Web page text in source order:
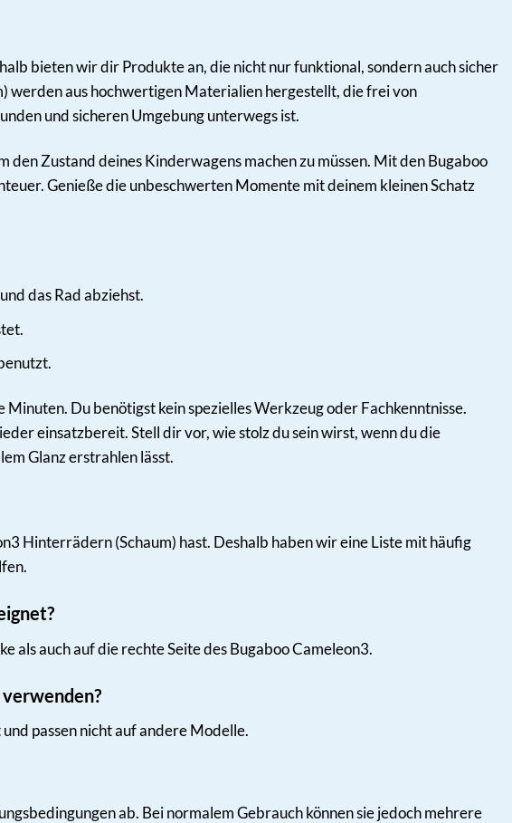
bieten wir dir Produkte an, die nicht nur funktional, sondern auch sicher
werden aus hochwertigen Materialien hergestellt, die frei von
und sicheren Umgebung unterwegs ist.
Zustand deines Kinderwagens machen zu müssen. Mit den Bugaboo
Genieße die unbeschwerten Momente mit deinem kleinen Schatz
das Rad abziehst.
Du benötigst kein spezielles Werkzeug oder Fachkenntnisse.
einsatzbereit. Stell dir vor, wie stolz du sein wirst, wenn du die
Glanz erstrahlen lässt.
Hinterrädern (Schaum) hast. Deshalb haben wir eine Liste mit häufig
als auch auf die rechte Seite des Bugaboo Cameleon3.
passen nicht auf andere Modelle.
ab. Bei normalem Gebrauch können sie jedoch mehrere